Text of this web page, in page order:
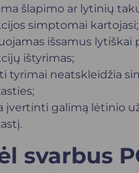
šlapimo ar lytinių
simptomai kartojasi;
išsamus lytiškai
ištyrimas;
tyrimai neatskleidžia
įvertinti galimą lėtinio
svarbus